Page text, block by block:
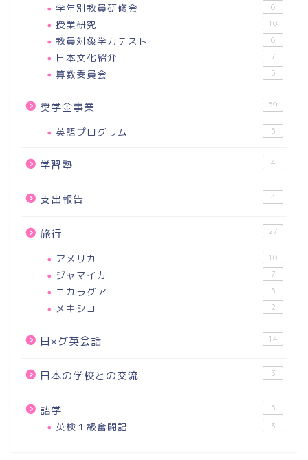
学年別教員研修会 6
授業研究 10
教員対象学力テスト 6
日本文化紹介 7
算数委員会 5
奨学金事業 59
英語プログラム 5
学習塾 4
支出報告 4
旅行 27
アメリカ 10
ジャマイカ 7
ニカラグア 5
メキシコ 2
日×グ英会話 14
日本の学校との交流 3
語学 5
英検１級奮闘記 3